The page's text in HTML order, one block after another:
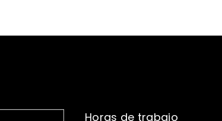
Horas de trabajo